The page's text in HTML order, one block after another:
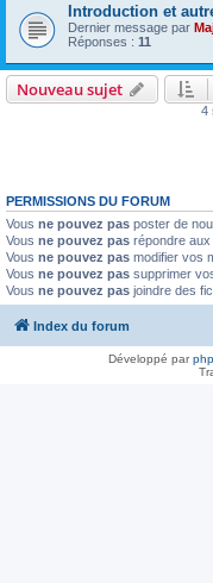
Introduction et
Dernier message par
Réponses : 11
Nouveau sujet
4
PERMISSIONS DU FORUM
Vous ne pouvez pas poster de
Vous ne pouvez pas répondre aux
Vous ne pouvez pas modifier vos
Vous ne pouvez pas supprimer
Vous ne pouvez pas joindre des
Index du forum
Développé par